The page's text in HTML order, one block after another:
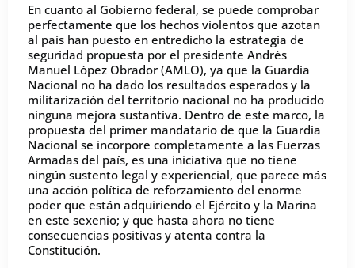
En cuanto al Gobierno federal, se puede comprobar
perfectamente que los hechos violentos que azotan
al país han puesto en entredicho la estrategia de
seguridad propuesta por el presidente Andrés
Manuel López Obrador (AMLO), ya que la Guardia
Nacional no ha dado los resultados esperados y la
militarización del territorio nacional no ha producido
ninguna mejora sustantiva. Dentro de este marco, la
propuesta del primer mandatario de que la Guardia
Nacional se incorpore completamente a las Fuerzas
Armadas del país, es una iniciativa que no tiene
ningún sustento legal y experiencial, que parece más
una acción política de reforzamiento del enorme
poder que están adquiriendo el Ejército y la Marina
en este sexenio; y que hasta ahora no tiene
consecuencias positivas y atenta contra la
Constitución.